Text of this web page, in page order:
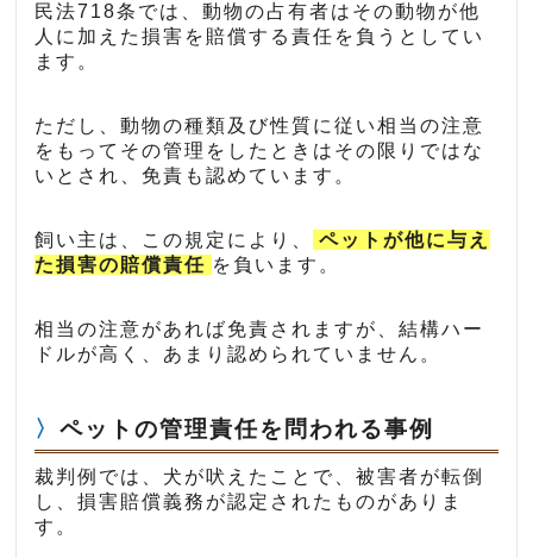
民法718条では、動物の占有者はその動物が他
人に加えた損害を賠償する責任を負うとしてい
ます。
ただし、動物の種類及び性質に従い相当の注意
をもってその管理をしたときはその限りではな
いとされ、免責も認めています。
飼い主は、この規定により、
ペットが他に与え
た損害の賠償責任 を負います。
相当の注意があれば免責されますが、結構ハー
ドルが高く、あまり認められていません。
ペットの管理責任を問われる事例
裁判例では、犬が吠えたことで、被害者が転倒
し、損害賠償義務が認定されたものがありま
す。